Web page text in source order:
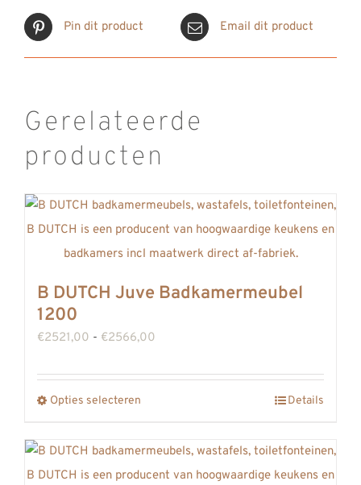
Pin dit product Email dit product
Gerelateerde
producten
B DUTCH Juve Badkamermeubel
1200
€2521,00 - €2566,00
tot
Opties selecteren
heeft
meerdere
Details